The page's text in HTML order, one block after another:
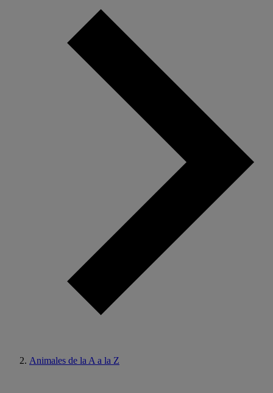
Animales de la A a la Z